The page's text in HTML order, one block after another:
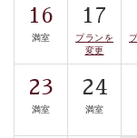
す。
※男性大浴場ま
ご了承のほどお
■貸切温泉風呂
眺望はございま
16
満室
17
プランを
変更
23
満室
24
満室